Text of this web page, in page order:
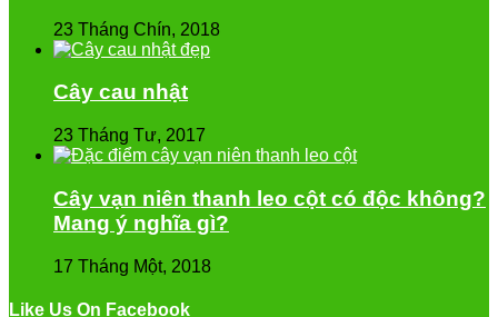
23 Tháng Chín, 2018
Cây cau nhật
23 Tháng Tư, 2017
Cây vạn niên thanh leo cột có độc không?
Mang ý nghĩa gì?
17 Tháng Một, 2018
Like Us On Facebook